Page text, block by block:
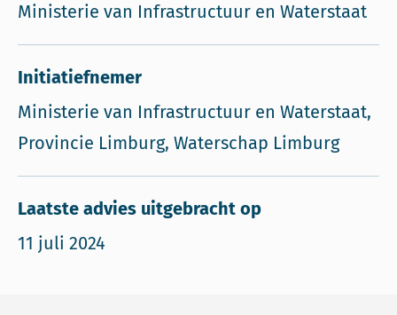
Ministerie van Infrastructuur en Waterstaat
Initiatiefnemer
Ministerie van Infrastructuur en Waterstaat,
Provincie Limburg, Waterschap Limburg
Laatste advies uitgebracht op
11 juli 2024